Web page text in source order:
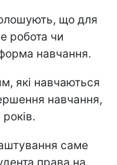
що для
робота чи
форма навчання.
які навчаються
навчання,
саме
права на